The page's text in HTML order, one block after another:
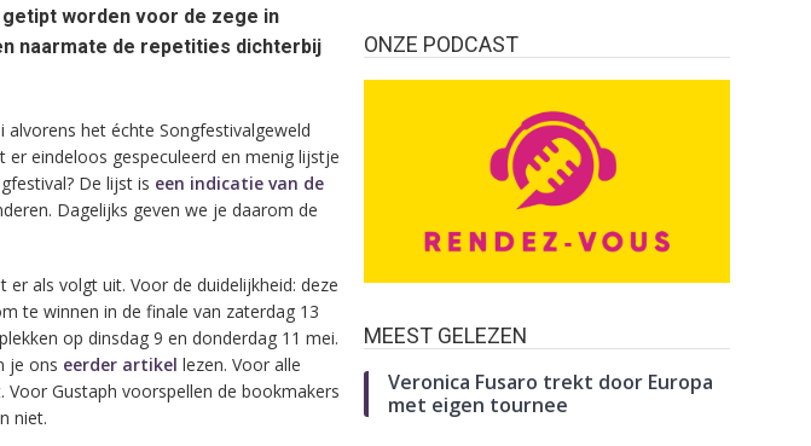
worden voor de zege in
naarmate de repetities dichterbij
het échte Songfestivalgeweld
eindeloos gespeculeerd en menig lijstje
De lijst is een indicatie van de
Dagelijks geven we je daarom de
er als volgt uit. Voor de duidelijkheid: deze
te winnen in de finale van zaterdag 13
op dinsdag 9 en donderdag 11 mei.
je ons eerder artikel lezen. Voor alle
Gustaph voorspellen de bookmakers
niet.
ONZE PODCAST
MEEST GELEZEN
Veronica Fusaro trekt door Europa
met eigen tournee